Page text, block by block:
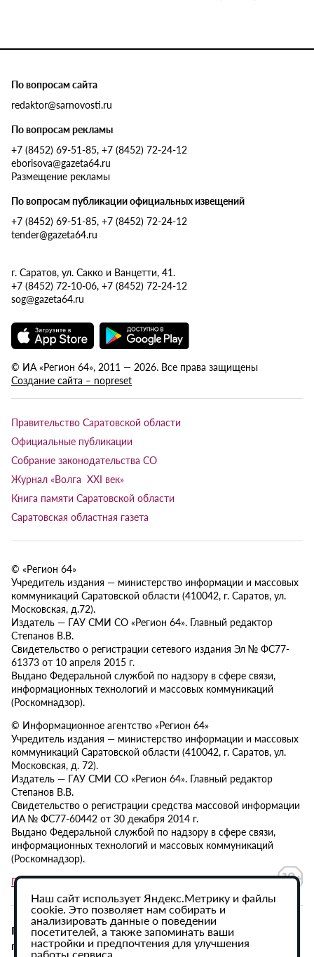
По вопросам сайта
redaktor@sarnovosti.ru
По вопросам рекламы
+7 (8452) 69-51-85, +7 (8452) 72-24-12
eborisova@gazeta64.ru
Размещение рекламы
По вопросам публикации официальных извещений
+7 (8452) 69-51-85, +7 (8452) 72-24-12
tender@gazeta64.ru
г. Саратов, ул. Сакко и Ванцетти, 41.
+7 (8452) 72-10-06, +7 (8452) 72-24-12
sog@gazeta64.ru
© ИА «Регион 64», 2011 — 2026. Все права защищены
Создание сайта – nopreset
Правительство Саратовской области
Официальные публикации
Собрание законодательства СО
Журнал «Волга XXI век»
Книга памяти Саратовской области
Саратовская областная газета
© «Регион 64»
Учредитель издания — министерство информации и массовых
коммуникаций Саратовской области (410042, г. Саратов, ул.
Московская, д.72).
Издатель — ГАУ СМИ СО «Регион 64». Главный редактор
Степанов В.В.
Свидетельство о регистрации сетевого издания Эл № ФС77-
61373 от 10 апреля 2015 г.
Выдано Федеральной службой по надзору в сфере связи,
информационных технологий и массовых коммуникаций
(Роскомнадзор).
© Информационное агентство «Регион 64»
Учредитель издания — министерство информации и массовых
коммуникаций Саратовской области (410042, г. Саратов, ул.
Московская, д. 72).
Издатель — ГАУ СМИ СО «Регион 64». Главный редактор
Степанов В.В.
Свидетельство о регистрации средства массовой информации
ИА № ФС77-60442 от 30 декабря 2014 г.
Выдано Федеральной службой по надзору в сфере связи,
информационных технологий и массовых коммуникаций
(Роскомнадзор).
Политика в отношении обработки персональных данных
При использовании материалов сайта активная
гиперссылка на ИА «Регион 64» обязательна.
Наш сайт использует Яндекс.Метрику и файлы
cookie. Это позволяет нам собирать и
анализировать данные о поведении
посетителей, а также запоминать ваши
настройки и предпочтения для улучшения